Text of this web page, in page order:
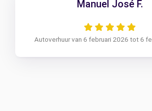
Manuel José F.
Autoverhuur van 6 februari 2026 tot 6